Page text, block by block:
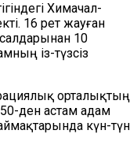
Химачал-
16 рет жауған
10
із-түзсіз
орталықтың
ден астам адам
күн-түн